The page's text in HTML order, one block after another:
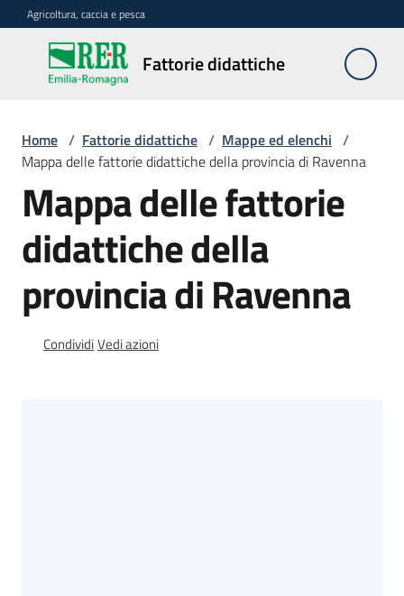
Vai al contenuto
Vai alla navigazione
Vai al footer
Agricoltura, caccia e pesca
Fattorie didattiche
Fattorie
didattiche
Trova
mappa
Menu selezionato
Requisiti
Corsi
abilitanti
Home / Fattorie didattiche / Mappe ed elenchi /
Mappa delle fattorie didattiche della provincia di Ravenna
Mappa delle fattorie
didattiche della
provincia di Ravenna
CondividiVedi azioni